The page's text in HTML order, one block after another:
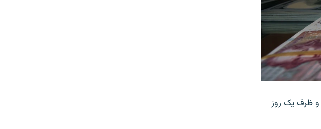
و ظرف یک روز